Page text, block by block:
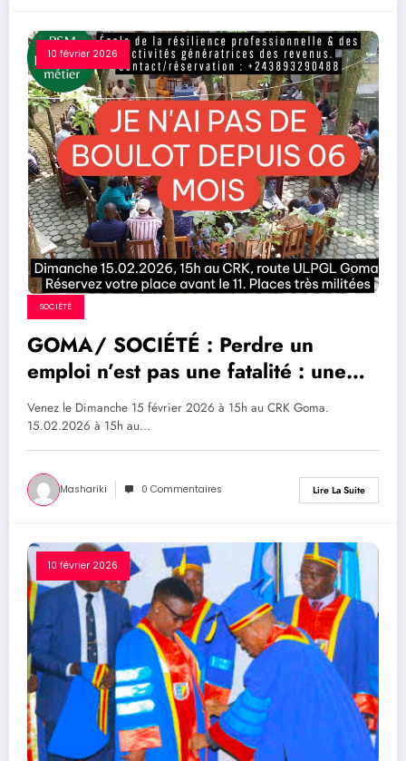
10 février 2026
SOCIÉTÉ
GOMA/ SOCIÉTÉ : Perdre un
emploi n’est pas une fatalité : une
opportunité pour se réinventer Le
Centre de Retraite Kakwende offre
une opportunité aux chercheurs
d’emplois
Venez le Dimanche 15 février 2026 à 15h au CRK Goma.
15.02.2026 à 15h au…
Mashariki 0 Commentaires Lire La Suite
10 février 2026